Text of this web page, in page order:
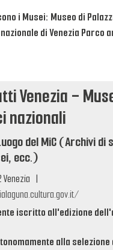
i Musei: Museo di
di Venezia Parco
Venezia -
nazionali
del MiC (Archivi di
ecc.)
|
iscritto all'edizione
alla